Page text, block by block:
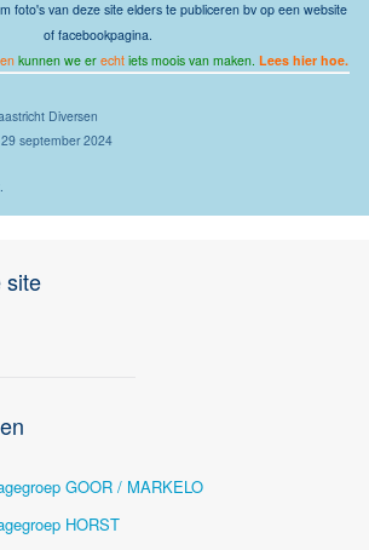
foto's van deze site elders te publiceren bv op een website
of facebookpagina.
kunnen we er echt iets moois van maken. Lees hier hoe.
Diversen
september 2024
site
GOOR / MARKELO
HORST